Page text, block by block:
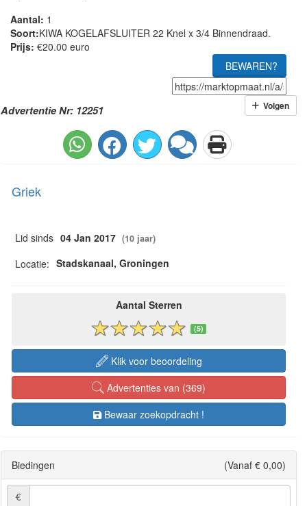
Aantal: 1
Soort:KIWA KOGELAFSLUITER 22 Knel x 3/4 Binnendraad.
Prijs: €20.00 euro
BEWAREN?
Advertentie Nr: 12251 Volgen
Griek
Lid sinds 04 Jan 2017 (10 jaar)
Locatie: Stadskanaal, Groningen
Aantal Sterren
(5)
Klik voor beoordeling
Advertenties van (369)
Bewaar zoekopdracht !
Biedingen (Vanaf € 0,00)
€